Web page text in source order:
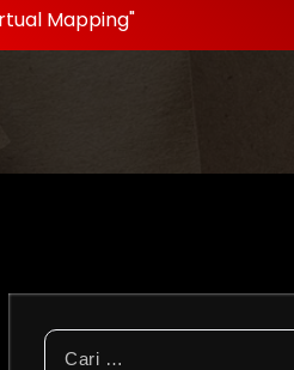
Mapping"
Cari